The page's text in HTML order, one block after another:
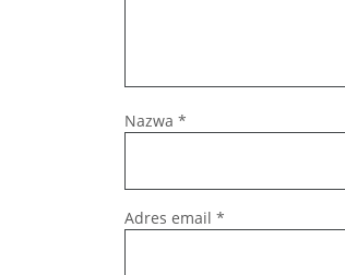
Nazwa *
Adres email *